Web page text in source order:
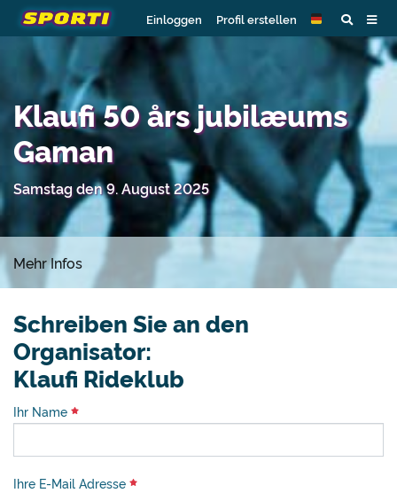
Einloggen Profil erstellen
Klaufi 50 års jubilæums
Gaman
Samstag den 9. August 2025
Mehr Infos
Schreiben Sie an den
Organisator:
Klaufi Rideklub
Ihr Name
Ihre E-Mail Adresse